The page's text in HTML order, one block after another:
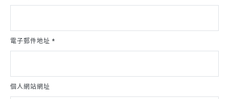
電子郵件地址 *
個人網站網址